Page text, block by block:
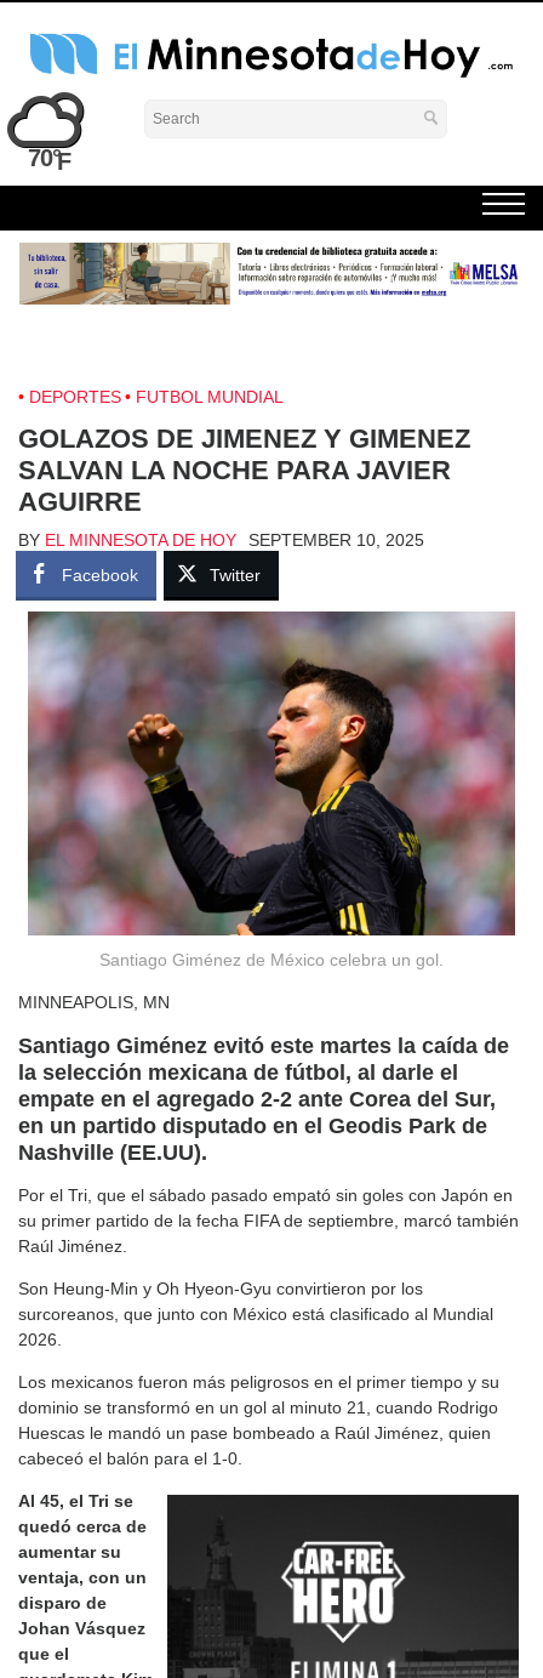
Skip
content
El Minnesota de Hoy Noticias
Latino Noticias Minnesota News
70°
DEPORTES FUTBOL MUNDIAL
GOLAZOS DE JIMENEZ Y GIMENEZ
SALVAN LA NOCHE PARA JAVIER
AGUIRRE
BY EL MINNESOTA DE HOY
SEPTEMBER 10, 2025
Facebook
Twitter
Santiago Giménez de México celebra un gol.
MINNEAPOLIS, MN
Santiago Giménez evitó este martes la caída de
la selección mexicana de fútbol, al darle el
empate en el agregado 2-2 ante Corea del Sur,
en un partido disputado en el Geodis Park de
Nashville (EE.UU).
Por el Tri, que el sábado pasado empató sin goles con Japón en
su primer partido de la fecha FIFA de septiembre, marcó también
Raúl Jiménez.
Son Heung-Min y Oh Hyeon-Gyu convirtieron por los
surcoreanos, que junto con México está clasificado al Mundial
2026.
Los mexicanos fueron más peligrosos en el primer tiempo y su
dominio se transformó en un gol al minuto 21, cuando Rodrigo
Huescas le mandó un pase bombeado a Raúl Jiménez, quien
cabeceó el balón para el 1-0.
Al 45, el Tri se
quedó cerca de
aumentar su
ventaja, con un
disparo de
Johan Vásquez
que el